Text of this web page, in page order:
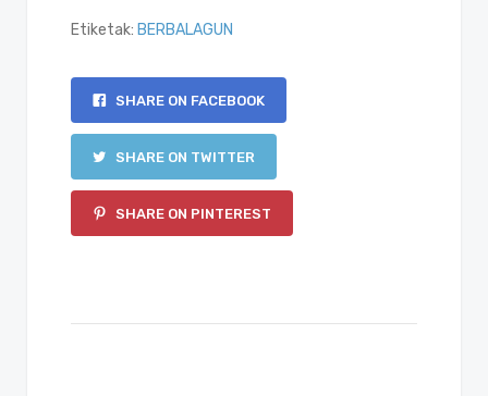
Etiketak: BERBALAGUN
SHARE ON FACEBOOK
SHARE ON TWITTER
SHARE ON PINTEREST